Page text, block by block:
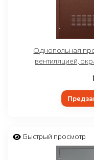
Однопольная
вентиляцией,
Быстрый просмотр